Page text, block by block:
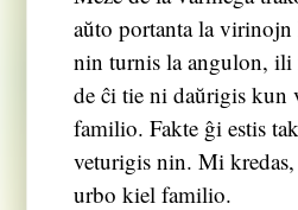
aŭto portanta la
nin turnis la angulon, ili
de ĉi tie ni daŭrigis kun
familio. Fakte ĝi estis
veturigis nin. Mi
urbo kiel familio.